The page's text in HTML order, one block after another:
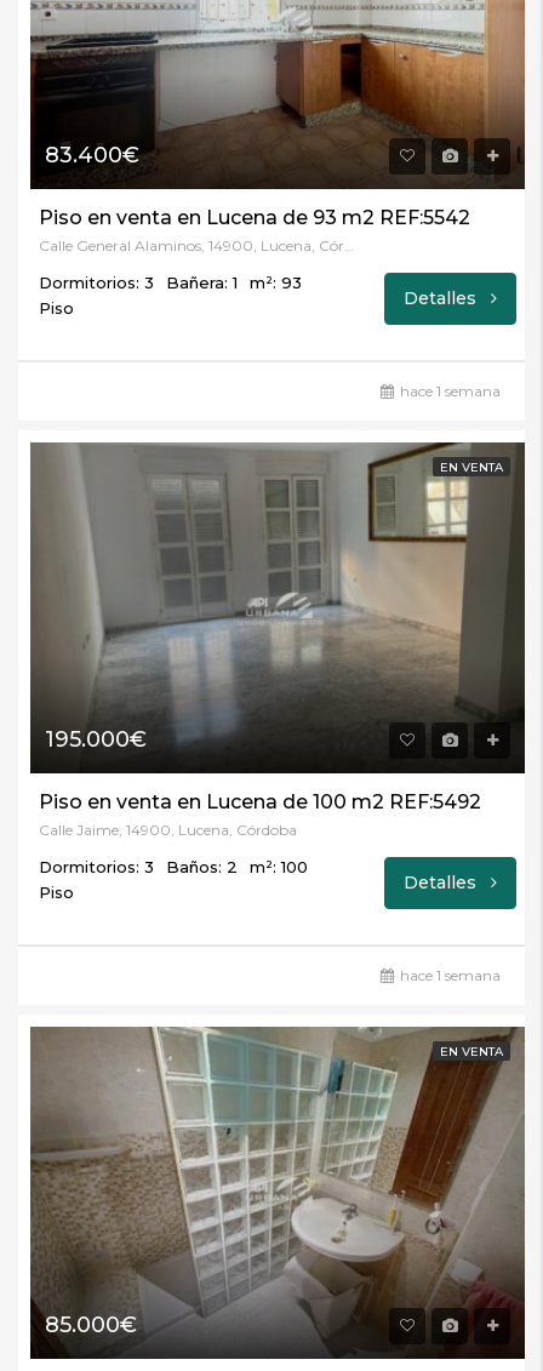
83.400€
Piso en venta en Lucena de 93 m2 REF:5542
Dormitorios: 3 Bañera: 1
m²: 93
Piso
Detalles
hace 1 semana
EN VENTA
195.000€
Piso en venta en Lucena de 100 m2 REF:5492
Calle Jaime, 14900, Lucena, Córdoba
Dormitorios: 3 Baños: 2
m²: 100
Piso
Detalles
hace 1 semana
EN VENTA
85.000€